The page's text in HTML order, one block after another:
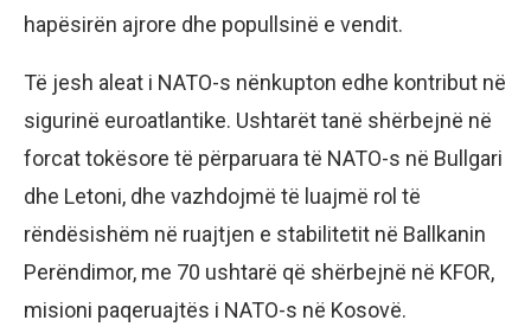
hapësirën ajrore dhe popullsinë e vendit.
Të jesh aleat i NATO-s nënkupton edhe kontribut në
sigurinë euroatlantike. Ushtarët tanë shërbejnë në
forcat tokësore të përparuara të NATO-s në Bullgari
dhe Letoni, dhe vazhdojmë të luajmë rol të
rëndësishëm në ruajtjen e stabilitetit në Ballkanin
Perëndimor, me 70 ushtarë që shërbejnë në KFOR,
misioni paqeruajtës i NATO-s në Kosovë.